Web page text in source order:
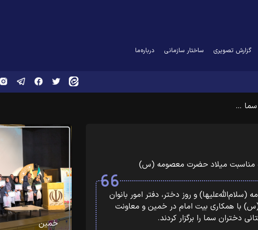
گزارش تصویری ساختار سازمانی درباره‌ما
سما …
به مناسبت میلاد حضرت معصومه (س)
و روز دختر، دفتر امور بانوان
با همکاری بیت امام در خمین و معاونت
دختران سما را برگزار کردند.
خمین